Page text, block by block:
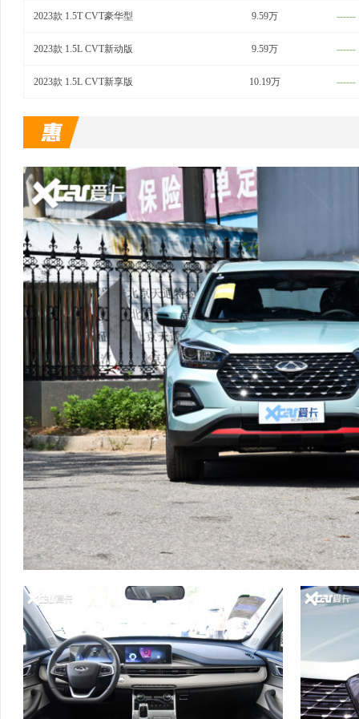
2023款 1.5T CVT豪华型 9.59万 ------
2023款 1.5L CVT新动版 9.59万 ------
2023款 1.5L CVT新享版 10.19万 ------